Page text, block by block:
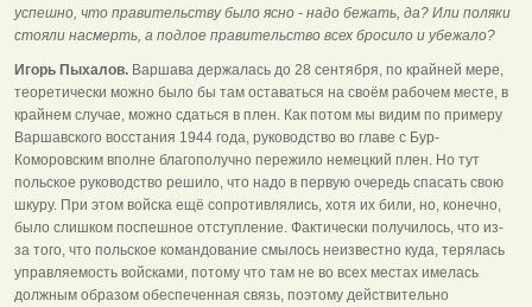
успешно, что правительству было ясно - надо бежать, да? Или поляки
стояли насмерть, а подлое правительство всех бросило и убежало?
Игорь Пыхалов. Варшава держалась до 28 сентября, по крайней мере,
теоретически можно было бы там оставаться на своём рабочем месте, в
крайнем случае, можно сдаться в плен. Как потом мы видим по примеру
Варшавского восстания 1944 года, руководство во главе с Бур-
Коморовским вполне благополучно пережило немецкий плен. Но тут
польское руководство решило, что надо в первую очередь спасать свою
шкуру. При этом войска ещё сопротивлялись, хотя их били, но, конечно,
было слишком поспешное отступление. Фактически получилось, что из-
за того, что польское командование смылось неизвестно куда, терялась
управляемость войсками, потому что там не во всех местах имелась
должным образом обеспеченная связь, поэтому действительно